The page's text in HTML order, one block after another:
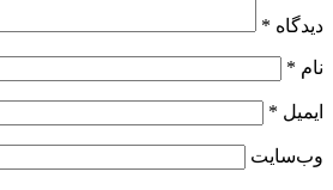
دیدگاه *
نام *
ایمیل *
وب‌سایت